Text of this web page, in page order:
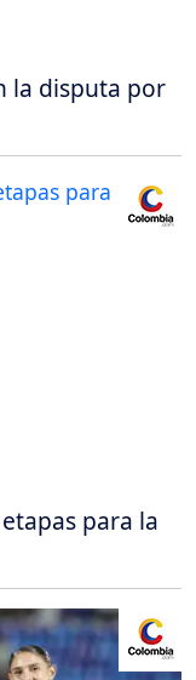
la disputa por
para la